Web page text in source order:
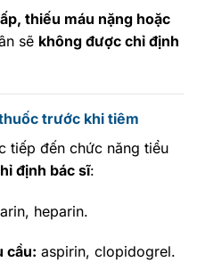
thiếu máu nặng hoặc
sẽ không được chỉ định
trước khi tiêm
tiếp đến chức năng tiểu
định bác sĩ:
heparin.
cầu: aspirin, clopidogrel.